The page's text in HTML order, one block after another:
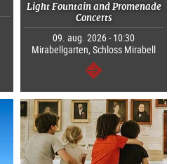
Light Fountain and Promenade
Concerts
09. aug. 2026 - 10:30
Mirabellgarten, Schloss Mirabell
Tovább